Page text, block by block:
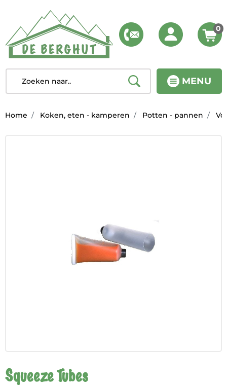
MENU
0
Home Koken, eten - kamperen Potten - pannen
Squeeze Tubes